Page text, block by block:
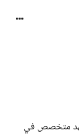
متخصص في